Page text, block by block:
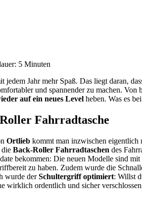
5 Minuten
jedem Jahr mehr Spaß. Das liegt daran,
und spannender zu machen.
auf ein neues Level heben. Was es
Fahrradtasche
Ortlieb kommt man inzwischen eigentlich
die Back-Roller Fahrradtaschen des
bekommen: Die neuen Modelle sind mit
zu haben. Zudem wurde die
wurde derSchultergriff optimiert: Willst
wirklich ordentlich und sicher